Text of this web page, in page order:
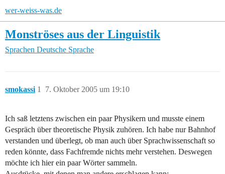
wer-weiss-was.de
Monströses aus der Linguistik
Sprachen Deutsche Sprache
smokassi 7. Oktober 2005 um 19:10
1
Ich saß letztens zwischen ein paar Physikern und musste einem
Gespräch über theoretische Physik zuhören. Ich habe nur Bahnhof
verstanden und überlegt, ob man auch über Sprachwissenschaft so
reden könnte, dass Fachfremde nichts mehr verstehen. Deswegen
möchte ich hier ein paar Wörter sammeln.